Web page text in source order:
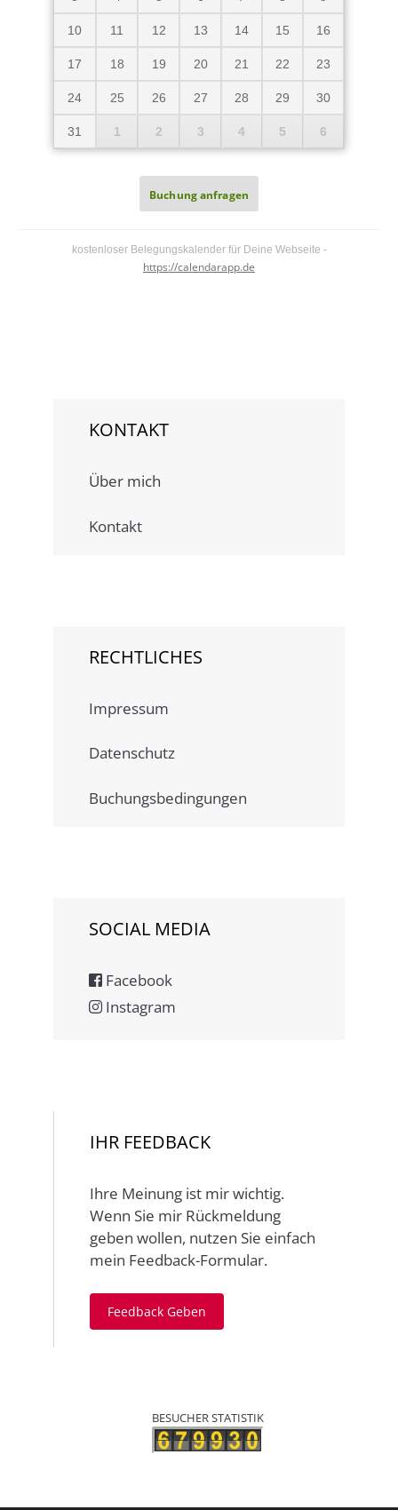
10 11 12 13 14 15 16
17 18 19 20 21 22 23
24 25 26 27 28 29 30
31 1 2 3 4 5 6
Buchung anfragen
Buchung anfragen
E-Mailadresse
Erwachsene
Kommentar
Anfrage senden
kostenloser Belegungskalender für Deine Webseite -
https://calendarapp.de
KONTAKT
Über mich
Kontakt
RECHTLICHES
Impressum
Datenschutz
Buchungsbedingungen
SOCIAL MEDIA
Facebook
Instagram
IHR FEEDBACK
Ihre Meinung ist mir wichtig.
Wenn Sie mir Rückmeldung
geben wollen, nutzen Sie einfach
mein Feedback-Formular.
Feedback Geben
BESUCHER STATISTIK